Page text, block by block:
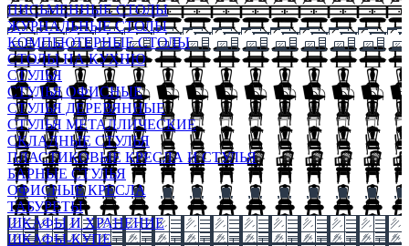
ПИСЬМЕННЫЕ СТОЛЫ
ЖУРНАЛЬНЫЕ СТОЛЫ
КОМПЬЮТЕРНЫЕ СТОЛЫ
СТОЛЫ НА КУХНЮ
СТУЛЬЯ
СТУЛЬЯ ОФИСНЫЕ
СТУЛЬЯ ДЕРЕВЯННЫЕ
СТУЛЬЯ МЕТАЛЛИЧЕСКИЕ
СКЛАДНЫЕ СТУЛЬЯ
ПЛАСТИКОВЫЕ КРЕСЛА И СТУЛЬЯ
БАРНЫЕ СТУЛЬЯ
ОФИСНЫЕ КРЕСЛА
ТАБУРЕТЫ
ШКАФЫ И ХРАНЕНИЕ
ШКАФЫ-КУПЕ